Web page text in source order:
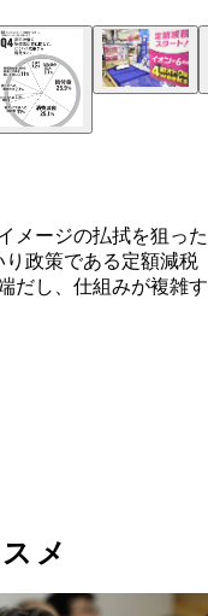
人ずつから回答を得
捨五入したので、すべ
ではない」と答えたが
けにセールを開始。
メージの払拭を狙った
政策である定額減税
だし、仕組みが複雑す
メ